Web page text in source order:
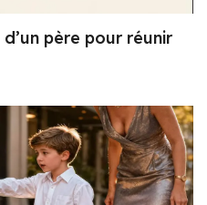
père pour réunir